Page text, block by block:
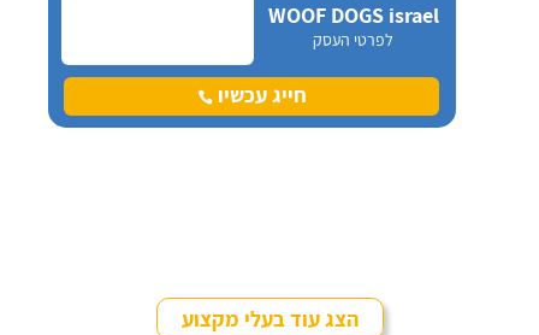
WOOF DOGS israel
לפרטי העסק
חייג עכשיו
הצג עוד בעלי מקצוע